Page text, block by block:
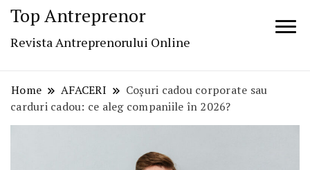
Top Antreprenor
Revista Antreprenorului Online
Home AFACERI
Coșuri cadou corporate sau
carduri cadou: ce aleg companiile în 2026?